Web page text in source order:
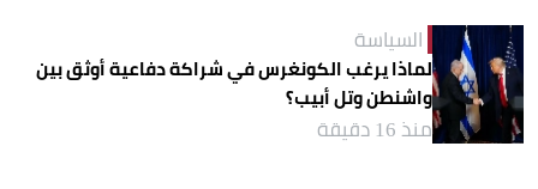
السياسة
لماذا يرغب الكونغرس في شراكة دفاعية أوثق بين
واشنطن وتل أبيب؟
منذ 16 دقيقة